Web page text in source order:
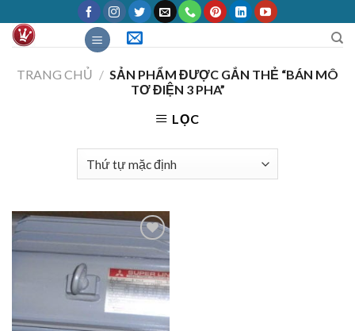
content
TRANG CHỦ / SẢN PHẨM ĐƯỢC GẮN THẺ “BÁN MÔ
TƠ ĐIỆN 3 PHA”
LỌC
Add to
Wishlist